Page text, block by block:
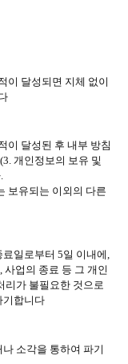
이 달성되면 지체 없이
이 달성된 후 내부 방침
(3. 개인정보의 보유 및
.
보유되는 이외의 다른
일로부터 5일 이내에,
, 사업의 종료 등 그 개인
리가 불필요한 것으로
기합니다
소각을 통하여 파기